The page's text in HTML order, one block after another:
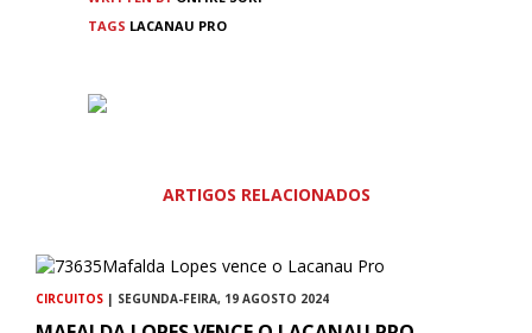
TAGS LACANAU PRO
ARTIGOS RELACIONADOS
CIRCUITOS | SEGUNDA-FEIRA, 19 AGOSTO 2024